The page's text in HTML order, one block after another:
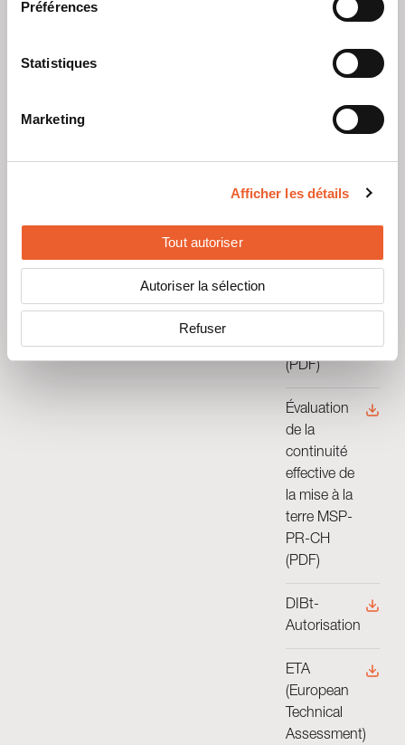
Préférences
Statistiques
Marketing
Afficher les détails
Tout autoriser
Autoriser la sélection
Refuser
Évaluation
continuité
la mise à la
terre MSP-
continuité
la mise à la
PR-RHF
(PDF)
Évaluation
de la
continuité
effective de
la mise à la
terre MSP-
PR-CH
(PDF)
DIBt-
Autorisation
ETA
(European
Technical
Assessment)